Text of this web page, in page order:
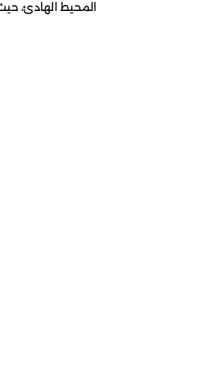
المحيط الهادئ،